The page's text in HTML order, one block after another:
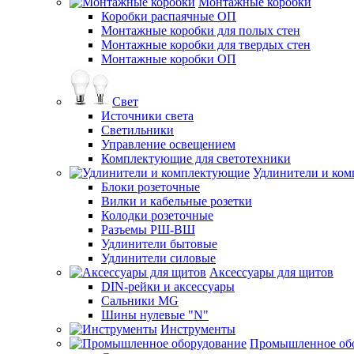
Коробки распаячные ОП
Монтажные коробки для полых стен
Монтажные коробки для твердых стен
Монтажные коробки ОП
Свет
Источники света
Светильники
Управление освещением
Комплектующие для светотехники
Удлинители и
Блоки розеточные
Вилки и кабельные розетки
Колодки розеточные
Разъемы РШ-ВШ
Удлинители бытовые
Удлинители силовые
Аксессуары для щитов
DIN-рейки и аксессуары
Сальники MG
Шины нулевые "N"
Инструменты
Промышленное